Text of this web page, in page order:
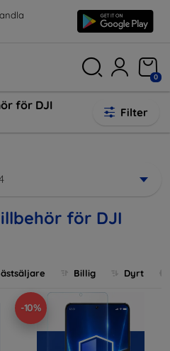
0
för DJI
Filter
för DJI
Billig Dyrt
-10%